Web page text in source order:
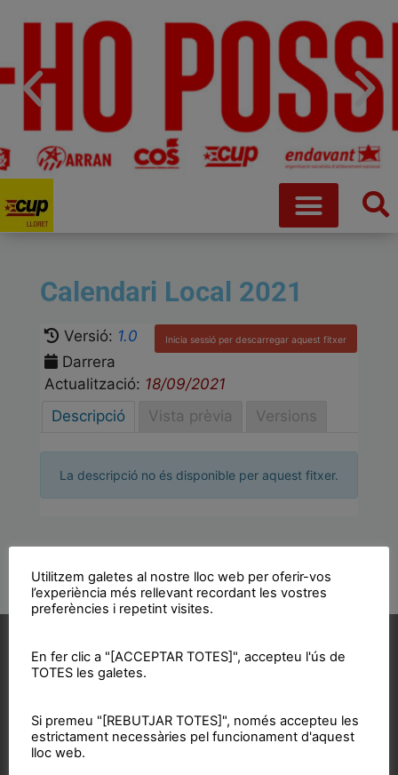
Calendari Local 2021
Inicia sessió per descarregar aquest fitxer
Versió: 1.0
Darrera
Actualització: 18/09/2021
Descripció
Vista prèvia Versions
La descripció no és disponible per aquest fitxer.
Vols col·laborar?
Utilitzem galetes al nostre lloc web per oferir-vos
l’experiència més rellevant recordant les vostres
preferències i repetint visites.
En fer clic a "[ACCEPTAR TOTES]", accepteu l'ús de
TOTES les galetes.
Si premeu "[REBUTJAR TOTES]", només accepteu les
estrictament necessàries pel funcionament d'aquest
lloc web.